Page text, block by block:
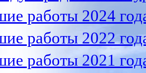
работы 2024
работы 2022
работы 2021